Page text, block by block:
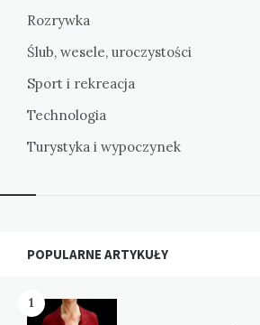
Rozrywka
Ślub, wesele, uroczystości
Sport i rekreacja
Technologia
Turystyka i wypoczynek
Widgets
POPULARNE ARTYKUŁY
1